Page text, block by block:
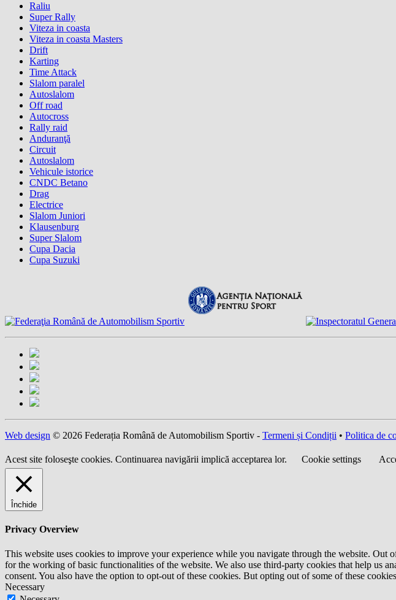
Raliu
Super Rally
Viteza in coasta
Viteza in coasta Masters
Drift
Karting
Time Attack
Slalom paralel
Autoslalom
Off road
Autocross
Rally raid
Anduranţă
Circuit
Autoslalom
Vehicule istorice
CNDC Betano
Drag
Electrice
Slalom Juniori
Klausenburg
Super Slalom
Cupa Dacia
Cupa Suzuki
Web design © 2026 Federația Română de Automobilism Sportiv - Termeni și Condiții • Politica de
Acest site foloseşte cookies. Continuarea navigării implică acceptarea lor. Cookie settings
Închide
Privacy Overview
This website uses cookies to improve your experience while you navigate through the website. Out
for the working of basic functionalities of the website. We also use third-party cookies that help us
consent. You also have the option to opt-out of these cookies. But opting out of some of these
Necessary